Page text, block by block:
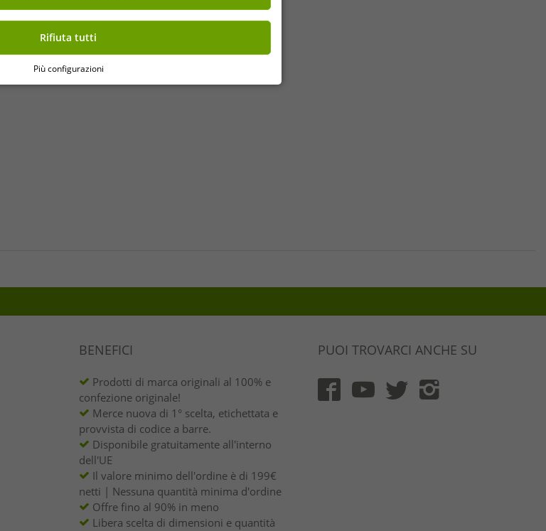
BENEFICI
Prodotti di marca originali al 100% e
confezione originale!
Merce nuova di 1° scelta, etichettata e
provvista di codice a barre.
Disponibile gratuitamente all'interno
dell'UE
Il valore minimo dell'ordine è di 199€
netti | Nessuna quantità minima d'ordine
Offre fino al 90% in meno
Libera scelta di dimensioni e quantità
PUOI TROVARCI ANCHE SU
Rifiuta tutti
Più configurazioni